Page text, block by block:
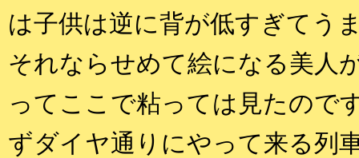
は子供は逆に背が低すぎてう
それならせめて絵になる美人
ってここで粘っては見たので
ずダイヤ通りにやって来る列